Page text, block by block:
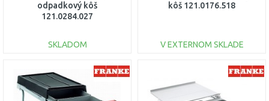
odpadkový kôš
121.0284.027
SKLADOM
DO KOŠÍKA
Porovnať
kôš 121.0176.518
V EXTERNOM SKLADE
DO KOŠÍKA
Porovnať